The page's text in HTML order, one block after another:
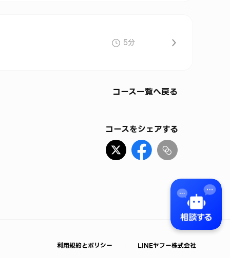
5分
コース一覧へ戻る
コースをシェアする
利用規約とポリシー LINEヤフー株式会社